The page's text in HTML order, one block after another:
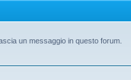
un messaggio in questo forum.